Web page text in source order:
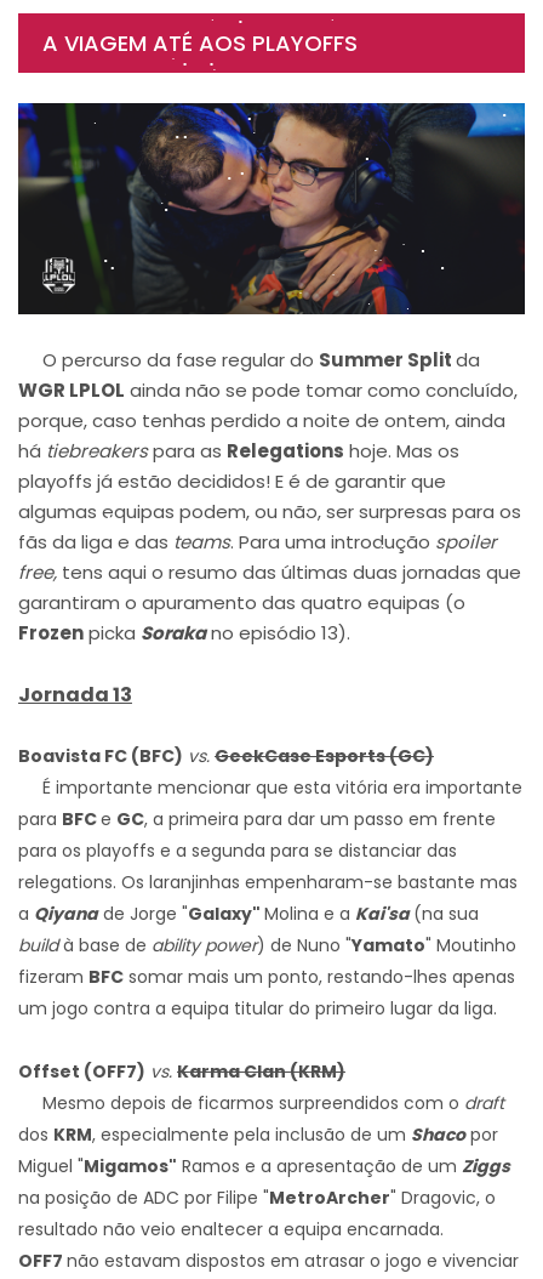
A VIAGEM ATÉ AOS PLAYOFFS
O percurso da fase regular do Summer Splitda
WGR LPLOL ainda não se pode tomar como concluído,
porque, caso tenhas perdido a noite de ontem, ainda
há tiebreakerspara as Relegations hoje. Mas os
playoffs já estão decididos! E é de garantir que
algumas equipas podem, ou não, ser surpresas para os
fãs da liga e das teams. Para uma introdução spoiler
free, tens aqui o resumo das últimas duas jornadas que
garantiram o apuramento das quatro equipas (o
Frozenpicka Sorakano episódio 13).
Jornada 13
Boavista FC (BFC) vs. GeekCase Esports (GC)
É importante mencionar que esta vitória era importante
para BFCe GC, a primeira para dar um passo em frente
para os playoffs e a segunda para se distanciar das
relegations. Os laranjinhas empenharam-se bastante mas
a Qiyanade Jorge "Galaxy" Molina e a Kai'sa(na sua
buildà base de ability power) de Nuno "Yamato" Moutinho
fizeram BFC somar mais um ponto, restando-lhes apenas
um jogo contra a equipa titular do primeiro lugar da liga.
Offset (OFF7) vs. Karma Clan (KRM)
Mesmo depois de ficarmos surpreendidos com o draft
dos KRM, especialmente pela inclusão de um Shacopor
Miguel "Migamos" Ramos e a apresentação de um Ziggs
na posição de ADC por Filipe "MetroArcher" Dragovic, o
resultado não veio enaltecer a equipa encarnada.
OFF7 não estavam dispostos em atrasar o jogo e vivenciar